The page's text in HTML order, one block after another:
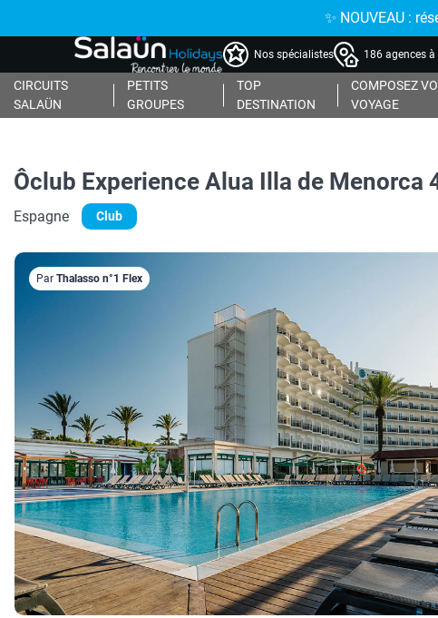
✨ NOUVEAU :
Nos spécialistes 186 agences
CIRCUITS
SALAÜN
PETITS
GROUPES
TOP
DESTINATION
COMPOSEZ
VOYAGE
Ôclub Experience Alua Illa de Menorca
Espagne Club
Par Thalasso n°1 Flex